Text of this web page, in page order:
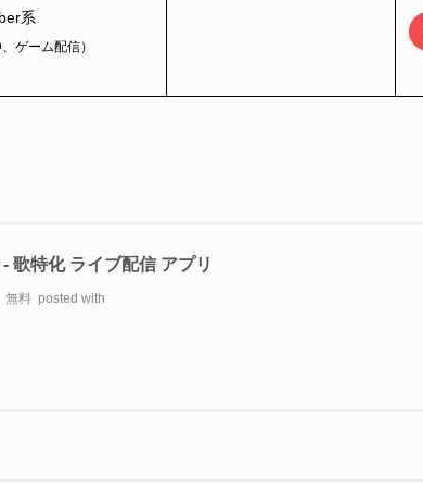
系
ゲーム配信）
歌特化 ライブ配信 アプリ
無料 posted with